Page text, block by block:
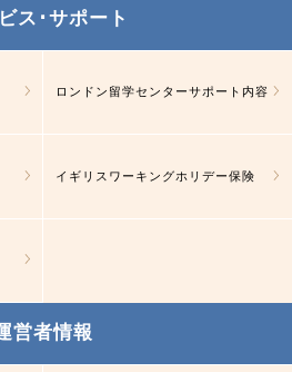
ス･サポート
ロンドン留学センターサポート内容
イギリスワーキングホリデー保険
営者情報